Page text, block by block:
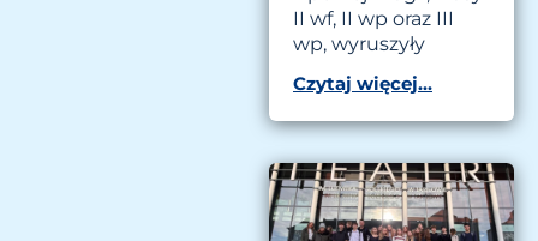
II wf, II wp oraz III
wp, wyruszyły
Czytaj więcej...